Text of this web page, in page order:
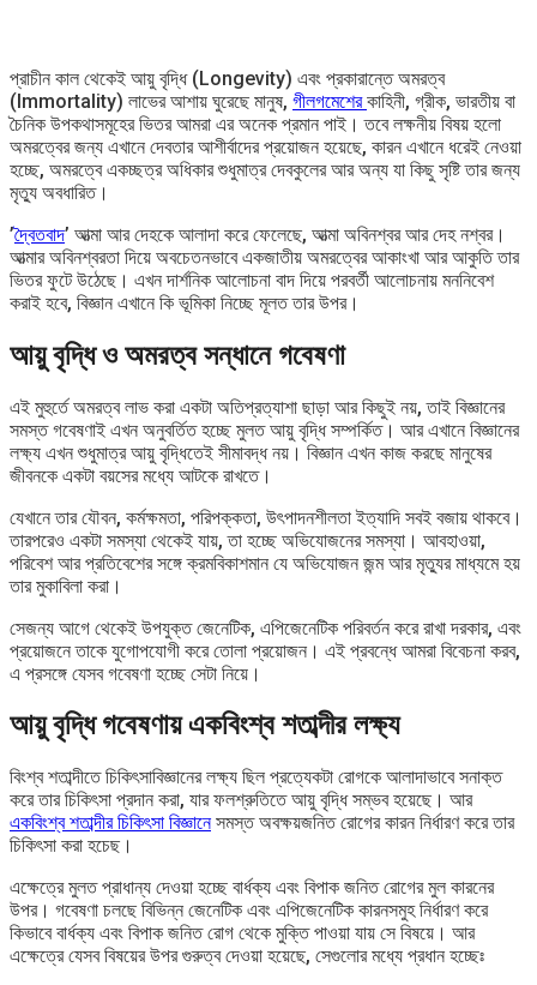
প্রাচীন কাল থেকেই আয়ু বৃদ্ধি (Longevity) এবং প্রকারান্তে অমরত্ব
(Immortality) লাভের আশায় ঘুরেছে মানুষ, গীলগমেশেরকাহিনী, গ্রীক, ভারতীয় বা
চৈনিক উপকথাসমূহের ভিতর আমরা এর অনেক প্রমান পাই। তবে লক্ষনীয় বিষয় হলো
অমরত্বের জন্য এখানে দেবতার আশীর্বাদের প্রয়োজন হয়েছে, কারন এখানে ধরেই নেওয়া
হচ্ছে, অমরত্বে একচ্ছত্র অধিকার শুধুমাত্র দেবকুলের আর অন্য যা কিছু সৃষ্টি তার জন্য
মৃত্যু অবধারিত।
’দ্বৈতবাদ’ আত্মা আর দেহকে আলাদা করে ফেলেছে, আত্মা অবিনশ্বর আর দেহ নশ্বর।
আত্মার অবিনশ্বরতা দিয়ে অবচেতনভাবে একজাতীয় অমরত্বের আকাংখা আর আকুতি তার
ভিতর ফুটে উঠেছে। এখন দার্শনিক আলোচনা বাদ দিয়ে পরবর্তী আলোচনায় মননিবেশ
করাই হবে, বিজ্ঞান এখানে কি ভূমিকা নিচ্ছে মূলত তার উপর।
আয়ু বৃদ্ধি ও অমরত্ব সন্ধানে গবেষণা
এই মুহুর্তে অমরত্ব লাভ করা একটা অতিপ্রত্যাশা ছাড়া আর কিছুই নয়, তাই বিজ্ঞানের
সমস্ত গবেষণাই এখন অনুবর্তিত হচ্ছে মুলত আয়ু বৃদ্ধি সম্পর্কিত। আর এখানে বিজ্ঞানের
লক্ষ্য এখন শুধুমাত্র আয়ু বৃদ্ধিতেই সীমাবদ্ধ নয়। বিজ্ঞান এখন কাজ করছে মানুষের
জীবনকে একটা বয়সের মধ্যে আটকে রাখতে।
যেখানে তার যৌবন, কর্মক্ষমতা, পরিপক্কতা, উৎপাদনশীলতা ইত্যাদি সবই বজায় থাকবে।
তারপরেও একটা সমস্যা থেকেই যায়, তা হচ্ছে অভিযোজনের সমস্যা। আবহাওয়া,
পরিবেশ আর প্রতিবেশের সঙ্গে ক্রমবিকাশমান যে অভিযোজন জন্ম আর মৃত্যুর মাধ্যমে হয়
তার মুকাবিলা করা।
সেজন্য আগে থেকেই উপযুক্ত জেনেটিক, এপিজেনেটিক পরিবর্তন করে রাখা দরকার, এবং
প্রয়োজনে তাকে যুগোপযোগী করে তোলা প্রয়োজন। এই প্রবন্ধে আমরা বিবেচনা করব,
এ প্রসঙ্গে যেসব গবেষণা হচ্ছে সেটা নিয়ে।
আয়ু বৃদ্ধি গবেষণায় একবিংশ্ব শতাব্দীর লক্ষ্য
বিংশ্ব শতাব্দীতে চিকিৎসাবিজ্ঞানের লক্ষ্য ছিল প্রত্যেকটা রোগকে আলাদাভাবে সনাক্ত
করে তার চিকিৎসা প্রদান করা, যার ফলশ্রুতিতে আয়ু বৃদ্ধি সম্ভব হয়েছে। আর
একবিংশ্ব শতাব্দীর চিকিৎসা বিজ্ঞানেসমস্ত অবক্ষয়জনিত রোগের কারন নির্ধারণ করে তার
চিকিৎসা করা হচেছ।
এক্ষেত্রে মুলত প্রাধান্য দেওয়া হচ্ছে বার্ধক্য এবং বিপাক জনিত রোগের মুল কারনের
উপর। গবেষণা চলছে বিভিন্ন জেনেটিক এবং এপিজেনেটিক কারনসমুহ নির্ধারণ করে
কিভাবে বার্ধক্য এবং বিপাক জনিত রোগ থেকে মুক্তি পাওয়া যায় সে বিষয়ে। আর
এক্ষেত্রে যেসব বিষয়ের উপর গুরুত্ব দেওয়া হয়েছে, সেগুলোর মধ্যে প্রধান হচ্ছেঃ